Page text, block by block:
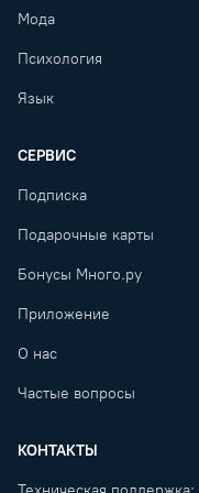
Мода
Психология
Язык
СЕРВИС
Подписка
Подарочные карты
Бонусы Много.ру
Приложение
О нас
Частые вопросы
КОНТАКТЫ